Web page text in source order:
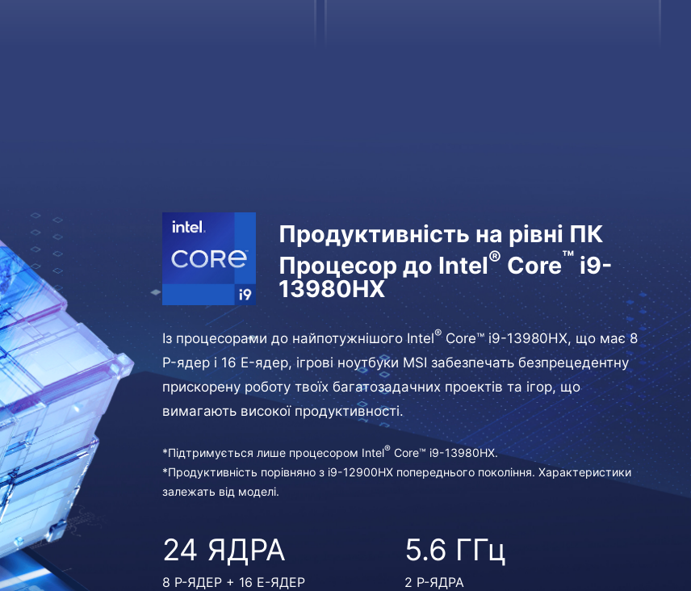
Продуктивність на рівні ПК
Процесор до Intel®Core™i9-
13980HX
Із процесорами до найпотужнішого Intel®Core™ i9-13980HX, що має 8
P-ядер і 16 E-ядер, ігрові ноутбуки MSI забезпечать безпрецедентну
прискорену роботу твоїх багатозадачних проектів та ігор, що
вимагають високої продуктивності.
*Підтримується лише процесором Intel® Core™ i9-13980HX.
*Продуктивність порівняно з i9-12900HX попереднього покоління. Характеристики
залежать від моделі.
24 ЯДРА
8 P-ЯДЕР + 16 E-ЯДЕР
5.6 ГГц
2 P-ЯДРА